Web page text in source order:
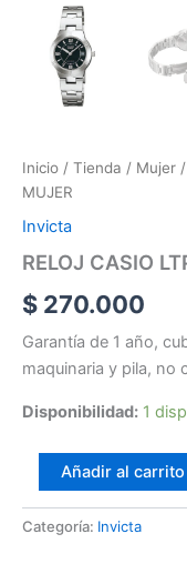
Inicio / Tienda / Mujer /
MUJER
Invicta
RELOJ CASIO
$ 270.000
Garantía de 1 año,
maquinaria y pila, no
Disponibilidad: 1
Añadir al carrito
Categoría: Invicta